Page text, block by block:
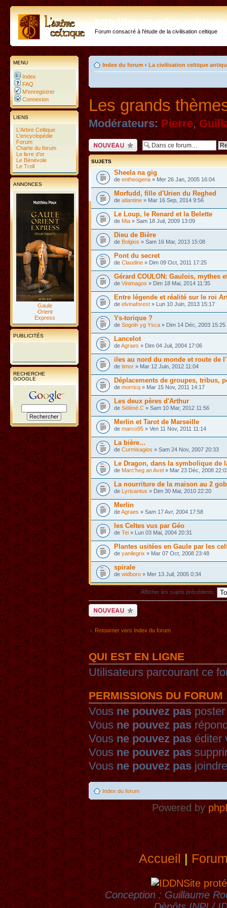
http://forum.arbre-
Forum consacré à l'étude de la civilisation celtique
MENU
Index
FAQ
M’enregistrer
Connexion
LIENS
L'Arbre Celtique
L'encyclopédie
Forum
Charte du forum
Le livre d'or
Le Bénévole
Le Troll
ANNONCES
Gaule
Orient
Express
PUBLICITÉS
RECHERCHE
GOOGLE
Index du forum ‹ La civilisation celtique
Les grands
Modérateurs: Pierre,
Ecrire un nouveau
sujet
SUJETS
Sheela na gig
de entheogena » Mer 26 Jan, 2005 16:04
Morfudd, fille d'Urien du Reghed
de atlantine » Mar 16 Sep, 2014 9:56
Le Loup, le Renard et la Belette
de Mia » Sam 18 Juil, 2009 13:09
Dieu de Bière
de Bolgios » Sam 16 Mar, 2013 15:08
Pont du secret
de Claudine » Dim 09 Oct, 2011 17:25
Gérard COULON: Gaulois, mythes
de Vinimagos » Dim 18 Mai, 2014 11:35
Entre légende et réalité sur le roi
de elvinaforest » Lun 10 Juin, 2013 15:17
Ys-torique ?
de Sogoln yg Ysca » Dim 14 Déc, 2003 15:25
Lancelot
deAgraes » Dim 04 Juil, 2004 17:06
iles au nord du monde et route de
de timor » Mar 12 Juin, 2012 11:04
Déplacements de groupes, tribus,
de morricq » Mar 15 Nov, 2011 14:17
Les deux pères d'Arthur
de Séléné.C » Sam 10 Mar, 2012 11:56
Merlin et Tarot de Marseille
de marco95 » Ven 11 Nov, 2011 11:14
La bière...
de Curmisagios » Sam 24 Nov, 2007 20:33
Le Dragon, dans la symbolique de
de Marc'heg an Avel » Mar 23 Déc, 2008
La nourriture de la maison au 2
de Lyricantus » Dim 30 Mai, 2010 22:20
Merlin
deAgraes » Sam 17 Avr, 2004 17:58
les Celtes vus par Géo
de Tei » Lun 03 Mai, 2004 20:31
Plantes usitées en Gaule par les
de yanilegrix » Mar 07 Oct, 2008 23:48
spirale
de widboro » Mer 13 Juil, 2005 0:34
Afficher les sujets précédents:
Ecrire un nouveau
sujet
Retourner vers Index du forum
QUI EST EN LIGNE
Utilisateurs parcourant ce
PERMISSIONS DU FORUM
Vousne pouvez pasposter
Vousne pouvez pas
Vousne pouvez paséditer
Vousne pouvez pas
Vousne pouvez pas
Index du forum
Powered by
Accueil|
Site
Conception : Guillaume